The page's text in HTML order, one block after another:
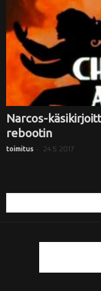
Narcos-
rebootin
toimitus - 24.5.2017